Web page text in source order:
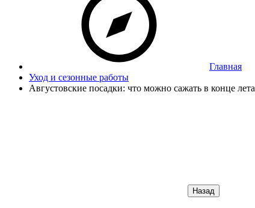
Главная
Уход и сезонные работы
Августовские посадки: что можно сажать в конце лета
Назад